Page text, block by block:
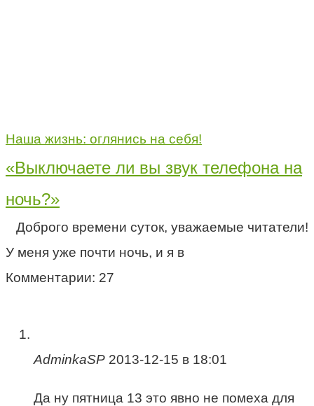
Наша жизнь: оглянись на себя!
«Выключаете ли вы звук телефона на
ночь?»
Доброго времени суток, уважаемые читатели!
У меня уже почти ночь, и я в
Комментарии: 27
AdminkaSP 2013-12-15 в 18:01
Да ну пятница 13 это явно не помеха для